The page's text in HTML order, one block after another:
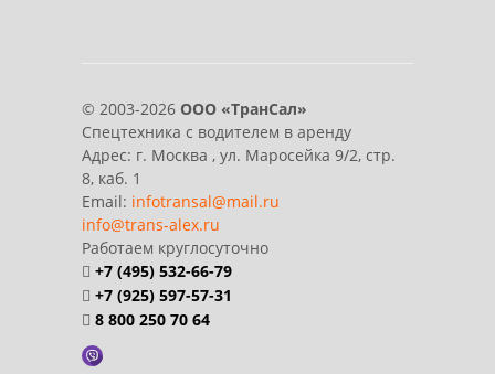
© 2003-2026 ООО «ТранСал»
Спецтехника с водителем в аренду
Адрес: г. Москва , ул. Маросейка 9/2, стр.
8, каб. 1
Email: infotransal@mail.ru
info@trans-alex.ru
Работаем круглосуточно
+7 (495) 532-66-79
+7 (925) 597-57-31
8 800 250 70 64